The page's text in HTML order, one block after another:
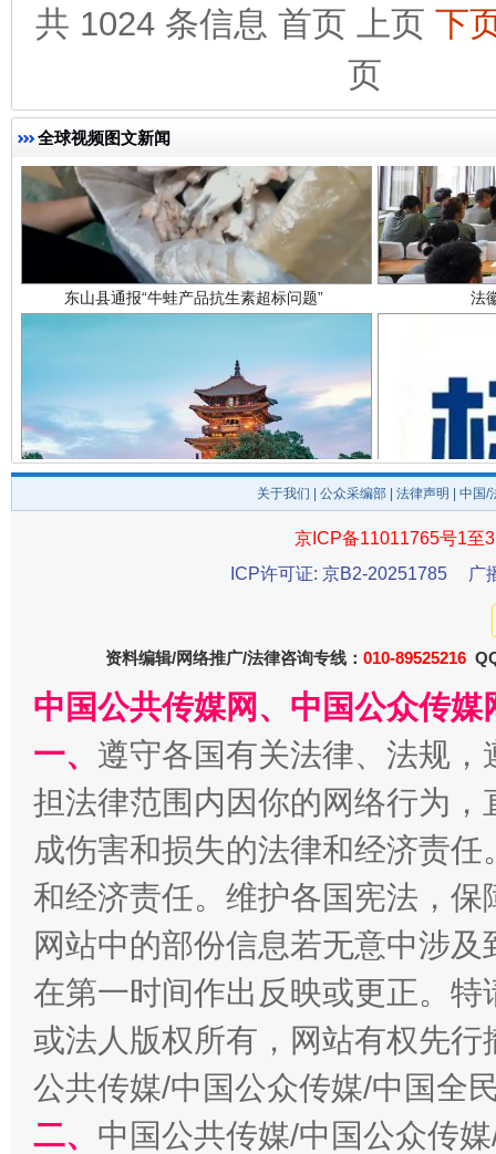
共 1024 条信息 首页 上页 下
页
全球视频图文新闻
东山县通报“牛蛙产品抗生素超标问题” 法
一
揭开“小金库”的免责幌子
受贿1.44亿！段成刚被判无期 从幼
关于我们 公众采编部 法律声明 | 中国
京ICP备11011765号1至
ICP许可证: 京B2-20251785
广
资料编辑/网络推广/法律咨询专线： 010-89525216
中国公共传媒网、中国公众传
一、 遵守各国有关法律、法规
担法律范围内因你的网络行为
成伤害和损失的法律和经济责
和经济责任。维护各国宪法，
网站中的部份信息若无意中涉
在第一时间作出反映或更正。
或法人版权所有，网站有权先
公共传媒/中国公众传媒/中国全
二、 中国公共传媒/中国公众传